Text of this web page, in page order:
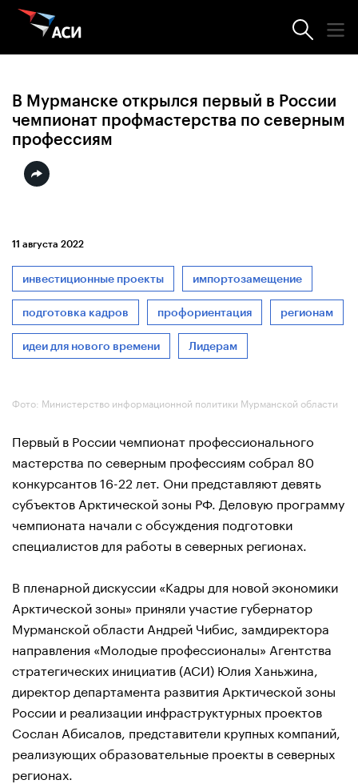
Новости АСИ
В Мурманске открылся первый в России
чемпионат профмастерства по северным
профессиям
11 августа 2022
инвестиционные проекты импортозамещение
подготовка кадров профориентация регионам
идеи для нового времени Лидерам
Фото: Министерство информационной политики Мурманской области
Первый в России чемпионат профессионального
мастерства по северным профессиям собрал 80
конкурсантов 16-22 лет. Они представляют девять
субъектов Арктической зоны РФ. Деловую программу
чемпионата начали с обсуждения подготовки
специалистов для работы в северных регионах.
В пленарной дискуссии «Кадры для новой экономики
Арктической зоны» приняли участие губернатор
Мурманской области Андрей Чибис, замдиректора
направления «Молодые профессионалы» Агентства
стратегических инициатив (АСИ) Юлия Ханьжина,
директор департамента развития Арктической зоны
России и реализации инфраструктурных проектов
Сослан Абисалов, представители крупных компаний,
реализующих образовательные проекты в северных
регионах.